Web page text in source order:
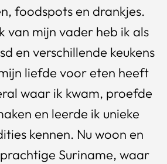
foodspots en drankjes.
van mijn vader heb ik als
en verschillende keukens
liefde voor eten heeft
waar ik kwam, proefde
en leerde ik unieke
kennen. Nu woon en
Suriname, waar